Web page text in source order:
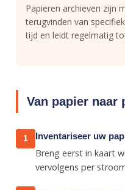
Papieren archieven zijn
terugvinden van
tijd en leidt regelmatig
Van papier naar
1 Inventariseer uw
Breng eerst in kaart
vervolgens per